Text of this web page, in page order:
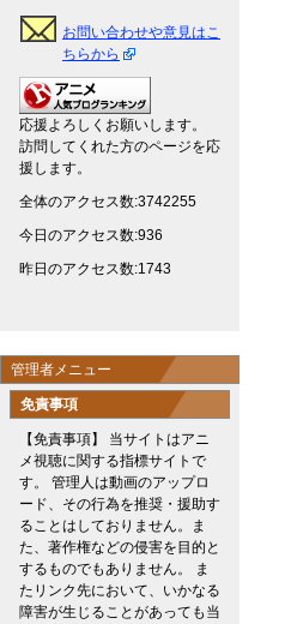
お問い合わせや意見はこ
ちらから
応援よろしくお願いします。
訪問してくれた方のページを応
援します。
全体のアクセス数:3742255
今日のアクセス数:936
昨日のアクセス数:1743
管理者メニュー
免責事項
【免責事項】 当サイトはアニ
メ視聴に関する指標サイトで
す。 管理人は動画のアップロ
ード、その行為を推奨・援助す
ることはしておりません。ま
た、著作権などの侵害を目的と
するものでもありません。 ま
たリンク先において、いかなる
障害が生じることがあっても当